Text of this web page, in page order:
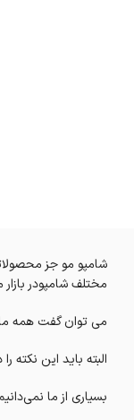
شامپو مو جز
مختلف شامپودر
می توان گفت همه
البته باید این
بسیاری از ما